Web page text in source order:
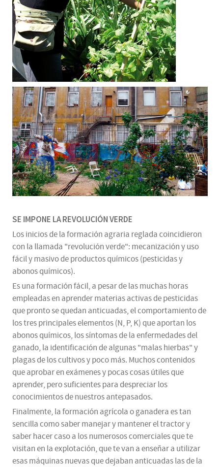
SE IMPONE LA REVOLUCIÓN VERDE
Los inicios de la formación agraria reglada coincidieron
con la llamada "revolución verde": mecanización y uso
fácil y masivo de productos químicos (pesticidas y
abonos químicos).
Es una formación fácil, a pesar de las muchas horas
empleadas en aprender materias activas de pesticidas
que pronto se quedan anticuadas, el comportamiento de
los tres principales elementos (N, P, K) que aportan los
abonos químicos, los síntomas de la enfermedades del
ganado, la identificación de algunas "malas hierbas" y
plagas de los cultivos y poco más. Muchos contenidos
que aprobar en exámenes y pocas cosas útiles que
aprender, pero suficientes para despreciar los
conocimientos de nuestros antepasados.
Finalmente, la formación agrícola o ganadera es tan
sencilla como saber manejar y mantener el tractor y
saber hacer caso a los numerosos comerciales que te
visitan en la explotación, que te van a enseñar a utilizar
esas máquinas nuevas que dejaban anticuadas las de la